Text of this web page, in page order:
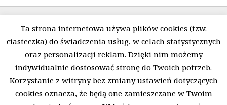
Polityka prywatności i pliki Cookies
O firmie
Regulamin
Kontakt
Ta strona internetowa używa plików cookies (tzw.
ciasteczka) do świadczenia usług, w celach statystycznych
oraz personalizacji reklam. Dzięki nim możemy
indywidualnie dostosować stronę do Twoich potrzeb.
Korzystanie z witryny bez zmiany ustawień dotyczących
cookies oznacza, że będą one zamieszczane w Twoim